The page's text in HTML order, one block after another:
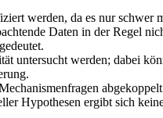
werden, da es nur schwer
Daten in der Regel
untersucht werden; dabei
Hypothesen ergibt sich